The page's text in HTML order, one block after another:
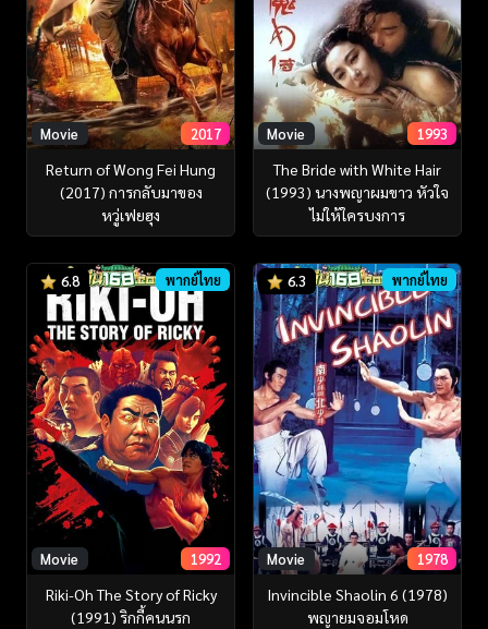
Movie 2017
Return of Wong Fei Hung
(2017) การกลับมาของ
หวู่เฟยฮุง
Movie 1993
The Bride with White Hair
(1993) นางพญาผมขาว หัวใจ
ไม่ให้ใครบงการ
6.8 พากย์ไทย
Movie 1992
Riki-Oh The Story of Ricky
(1991) ริกกี้คนนรก
6.3 พากย์ไทย
Movie 1978
Invincible Shaolin 6 (1978)
พญายมจอมโหด